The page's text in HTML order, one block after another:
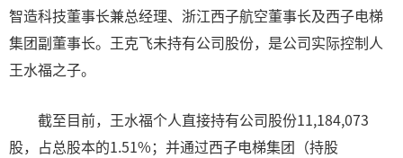
智造科技董事长兼总经理、浙江西子航空董事长及西子电梯
集团副董事长。王克飞未持有公司股份，是公司实际控制人
王水福之子。
截至目前，王水福个人直接持有公司股份11,184,073
股，占总股本的1.51%；并通过西子电梯集团（持股